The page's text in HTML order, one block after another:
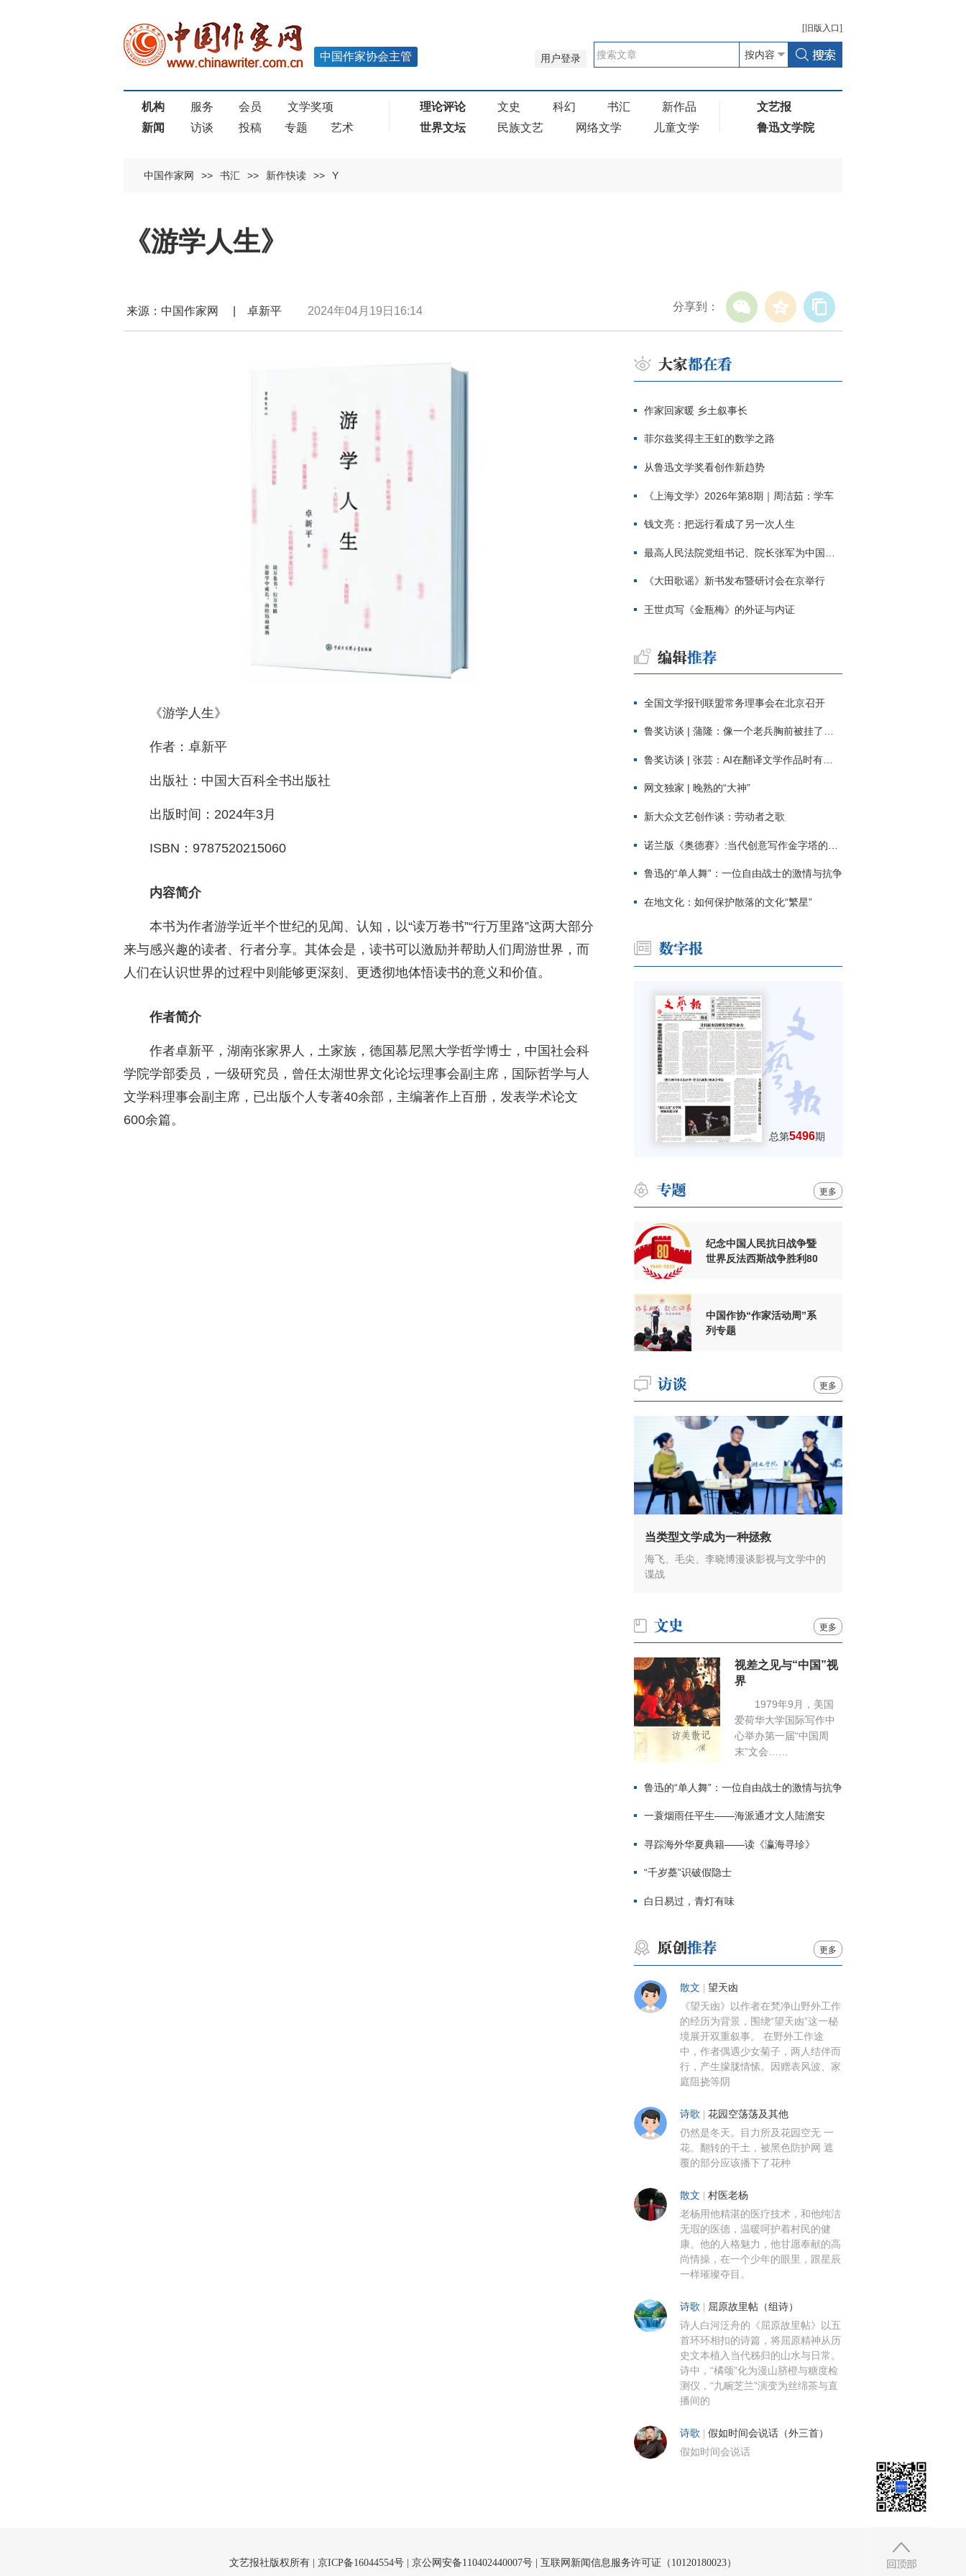
[ 旧版 入口]
用户登录
中国作家协会主管
机构 服务 会员
文学奖项
新闻
访谈 投稿 专题 艺术
理论评论 文史 科幻 书汇
新作品
世界文坛
民族文艺 网络文学 儿童文学
文艺报
鲁迅文学院
中国作家网 >> 书汇 >> 新作快读 >> Y
《游学人生》
分享到：
来源：中国作家网 | 卓新平 2024年04月19日16:14
《游学人生》
作者：卓新平
出版社：中国大百科全书出版社
出版时间：2024年3月
ISBN：9787520215060
内容简介
本书为作者游学近半个世纪的见闻、认知，以“读万卷书”“行万里路”这两大部分
来与感兴趣的读者、行者分享。其体会是，读书可以激励并帮助人们周游世界，而
人们在认识世界的过程中则能够更深刻、更透彻地体悟读书的意义和价值。
作者简介
作者卓新平，湖南张家界人，土家族，德国慕尼黑大学哲学博士，中国社会科
学院学部委员，一级研究员，曾任太湖世界文化论坛理事会副主席，国际哲学与人
文学科理事会副主席，已出版个人专著40余部，主编著作上百册，发表学术论文
600余篇。
作家回家暖 乡土叙事长
菲尔兹奖得主王虹的数学之路
从鲁迅文学奖看创作新趋势
《上海文学》2026年第8期｜周洁茹：学车
钱文亮：把远行看成了另一次人生
最高人民法院党组书记、院长张军为中国作协干部大讲堂授课
《大田歌谣》新书发布暨研讨会在京举行
王世贞写《金瓶梅》的外证与内证
全国文学报刊联盟常务理事会在北京召开
鲁奖访谈 | 蒲隆：像一个老兵胸前被挂了一枚“红色英勇勋章”
鲁奖访谈 | 张芸：AI在翻译文学作品时有明显局限
网文独家 | 晚熟的“大神”
新大众文艺创作谈：劳动者之歌
诺兰版《奥德赛》:当代创意写作金字塔的宏伟与平庸
鲁迅的“单人舞”：一位自由战士的激情与抗争
在地文化：如何保护散落的文化“繁星”
总第5496期
更多
纪念中国人民抗日战争暨
世界反法西斯战争胜利80
中国作协“作家活动周”系
列专题
更多
当类型文学成为一种拯救
海飞、毛尖、李晓博漫谈影视与文学中的
谍战
更多
视差之见与“中国”视
界
1979年9月，美国
爱荷华大学国际写作中
心举办第一届“中国周
末”文会……
鲁迅的“单人舞”：一位自由战士的激情与抗争
一蓑烟雨任平生——海派通才文人陆澹安
寻踪海外华夏典籍——读《瀛海寻珍》
“千岁蘽”识破假隐士
白日易过，青灯有味
更多
散文 望天凼
《望天凼》以作者在梵净山野外工作
的经历为背景，围绕“望天凼”这一秘
境展开双重叙事。 在野外工作途
中，作者偶遇少女菊子，两人结伴而
行，产生朦胧情愫。因赠表风波、家
庭阻挠等阴
诗歌 花园空荡荡及其他
仍然是冬天。目力所及花园空无 一
花。翻转的干土，被黑色防护网 遮
覆的部分应该播下了花种
散文 村医老杨
老杨用他精湛的医疗技术，和他纯洁
无瑕的医德，温暖呵护着村民的健
康。他的人格魅力，他甘愿奉献的高
尚情操，在一个少年的眼里，跟星辰
一样璀璨夺目。
诗歌 屈原故里帖（组诗）
诗人白河泛舟的《屈原故里帖》以五
首环环相扣的诗篇，将屈原精神从历
史文本植入当代秭归的山水与日常。
诗中，“橘颂”化为漫山脐橙与糖度检
测仪，“九畹芝兰”演变为丝绵茶与直
播间的
诗歌 假如时间会说话（外三首）
假如时间会说话
文艺报社版权所有 | 京ICP备16044554号 | 京公网安备110402440007号 | 互联网新闻信息服务许可证（10120180023）